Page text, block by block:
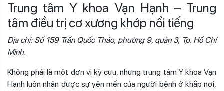
Trung tâm Y khoa Vạn Hạnh – Trung
tâm điều trị cơ xương khớp nổi tiếng
Địa chỉ: Số 159 Trần Quốc Thảo, phường 9, quận 3, Tp. Hồ Chí
Minh.
Không phải là một đơn vị kỳ cựu, nhưng trung tâm Y khoa Vạn
Hạnh luôn nhận được sự yên mến của người bệnh ở khắp nơi,